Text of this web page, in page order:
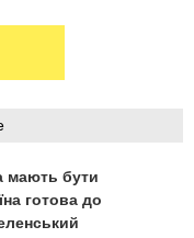
мають бути
готова до